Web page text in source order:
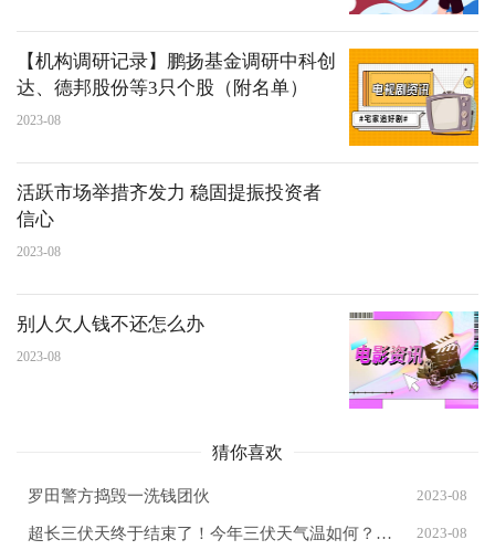
【机构调研记录】鹏扬基金调研中科创
达、德邦股份等3只个股（附名单）
2023-08
活跃市场举措齐发力 稳固提振投资者
信心
2023-08
别人欠人钱不还怎么办
2023-08
猜你喜欢
罗田警方捣毁一洗钱团伙 2023-08
超长三伏天终于结束了！今年三伏天气温如何？出伏后气温如何发展？专家分析 2023-08